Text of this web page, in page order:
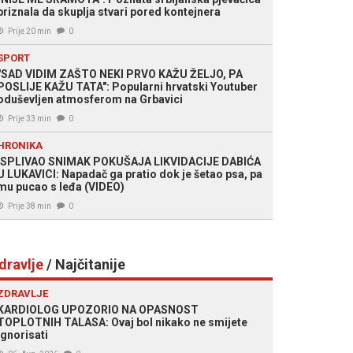
da skuplja stvari pored kontejnera
Prije 20 min 0
VIDIM ZAŠTO NEKI PRVO KAŽU ŽELJO, PA
KAŽU TATA": Popularni hrvatski Youtuber
atmosferom na Grbavici
Prije 33 min 0
SNIMAK POKUŠAJA LIKVIDACIJE DABIĆA
LUKAVICI: Napadač ga pratio dok je šetao psa, pa
pucao s leđa (VIDEO)
Prije 38 min 0
/ Najčitanije
UPOZORIO NA OPASNOST
TALASA: Ovaj bol nikako ne smijete